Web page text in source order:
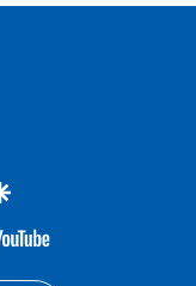
google
youtube-